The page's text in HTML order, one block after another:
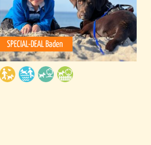
SPECIAL-DEAL Baden